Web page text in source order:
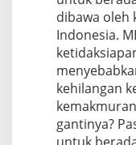
dibawa oleh
Indonesia.
kehilangan
gantinya?